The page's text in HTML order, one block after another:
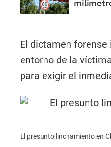
El dictamen
entorno de la
para exigir el
El presunto linchamiento en